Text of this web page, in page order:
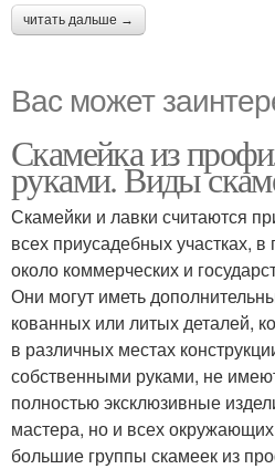
читать дальше →
Вас может
Скамейка из
руками. Виды
Скамейки и лавки считаются
всех приусадебных участках, в
около коммерческих и
Они могут иметь
кованных или литых деталей,
в различных местах
собственными руками, не
полностью эксклюзивные
мастера, но и всех
большие группы скамеек из